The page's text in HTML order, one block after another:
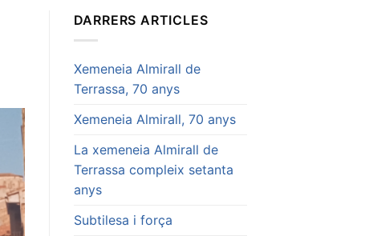
DARRERS ARTICLES
Xemeneia Almirall de
Terrassa, 70 anys
Xemeneia Almirall, 70 anys
La xemeneia Almirall de
Terrassa compleix setanta
anys
Subtilesa i força